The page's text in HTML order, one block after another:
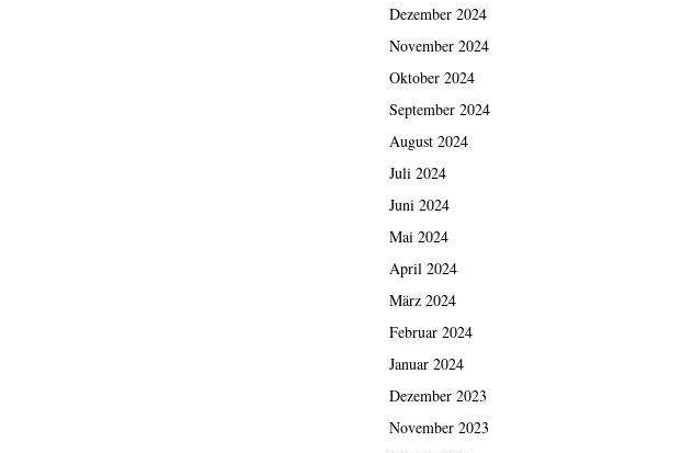
Dezember 2024
November 2024
Oktober 2024
September 2024
August 2024
Juli 2024
Juni 2024
Mai 2024
April 2024
März 2024
Februar 2024
Januar 2024
Dezember 2023
November 2023